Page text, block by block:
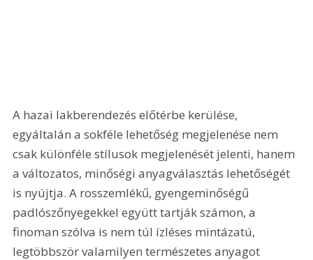
A hazai lakberendezés előtérbe kerülése,
egyáltalán a sokféle lehetőség megjelenése nem
csak különféle stílusok megjelenését jelenti, hanem
a változatos, minőségi anyagválasztás lehetőségét
is nyújtja. A rosszemlékű, gyengeminőségű
padlószőnyegekkel együtt tartják számon, a
finoman szólva is nem túl ízléses mintázatú,
legtöbbször valamilyen természetes anyagot